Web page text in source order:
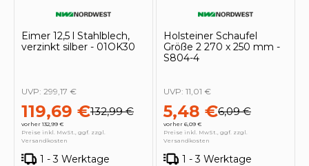
Eimer 12,5 l Stahlblech,
verzinkt silber - 01OK30
119,69 €132,99 €
vorher 132,99 €
UVP: 299,17 €
Preise inkl. MwSt., ggf. zzgl.
Versandkosten
1 - 3 Werktage
Holsteiner Schaufel
Größe 2 270 x 250 mm -
S804-4
5,48 €6,09 €
vorher 6,09 €
UVP: 11,01 €
Preise inkl. MwSt., ggf. zzgl.
Versandkosten
1 - 3 Werktage